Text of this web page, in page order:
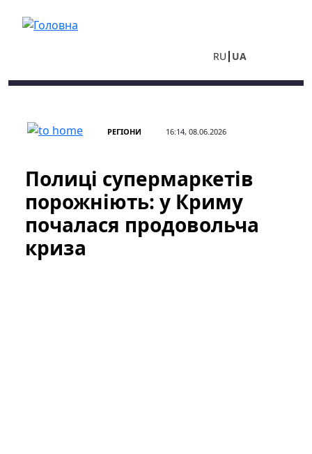
RU UA
РЕГІОНИ 16:14, 08.06.2026
Полиці супермаркетів
порожніють: у Криму
почалася продовольча
криза